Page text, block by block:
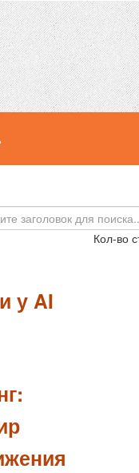
Кол-во
у AI